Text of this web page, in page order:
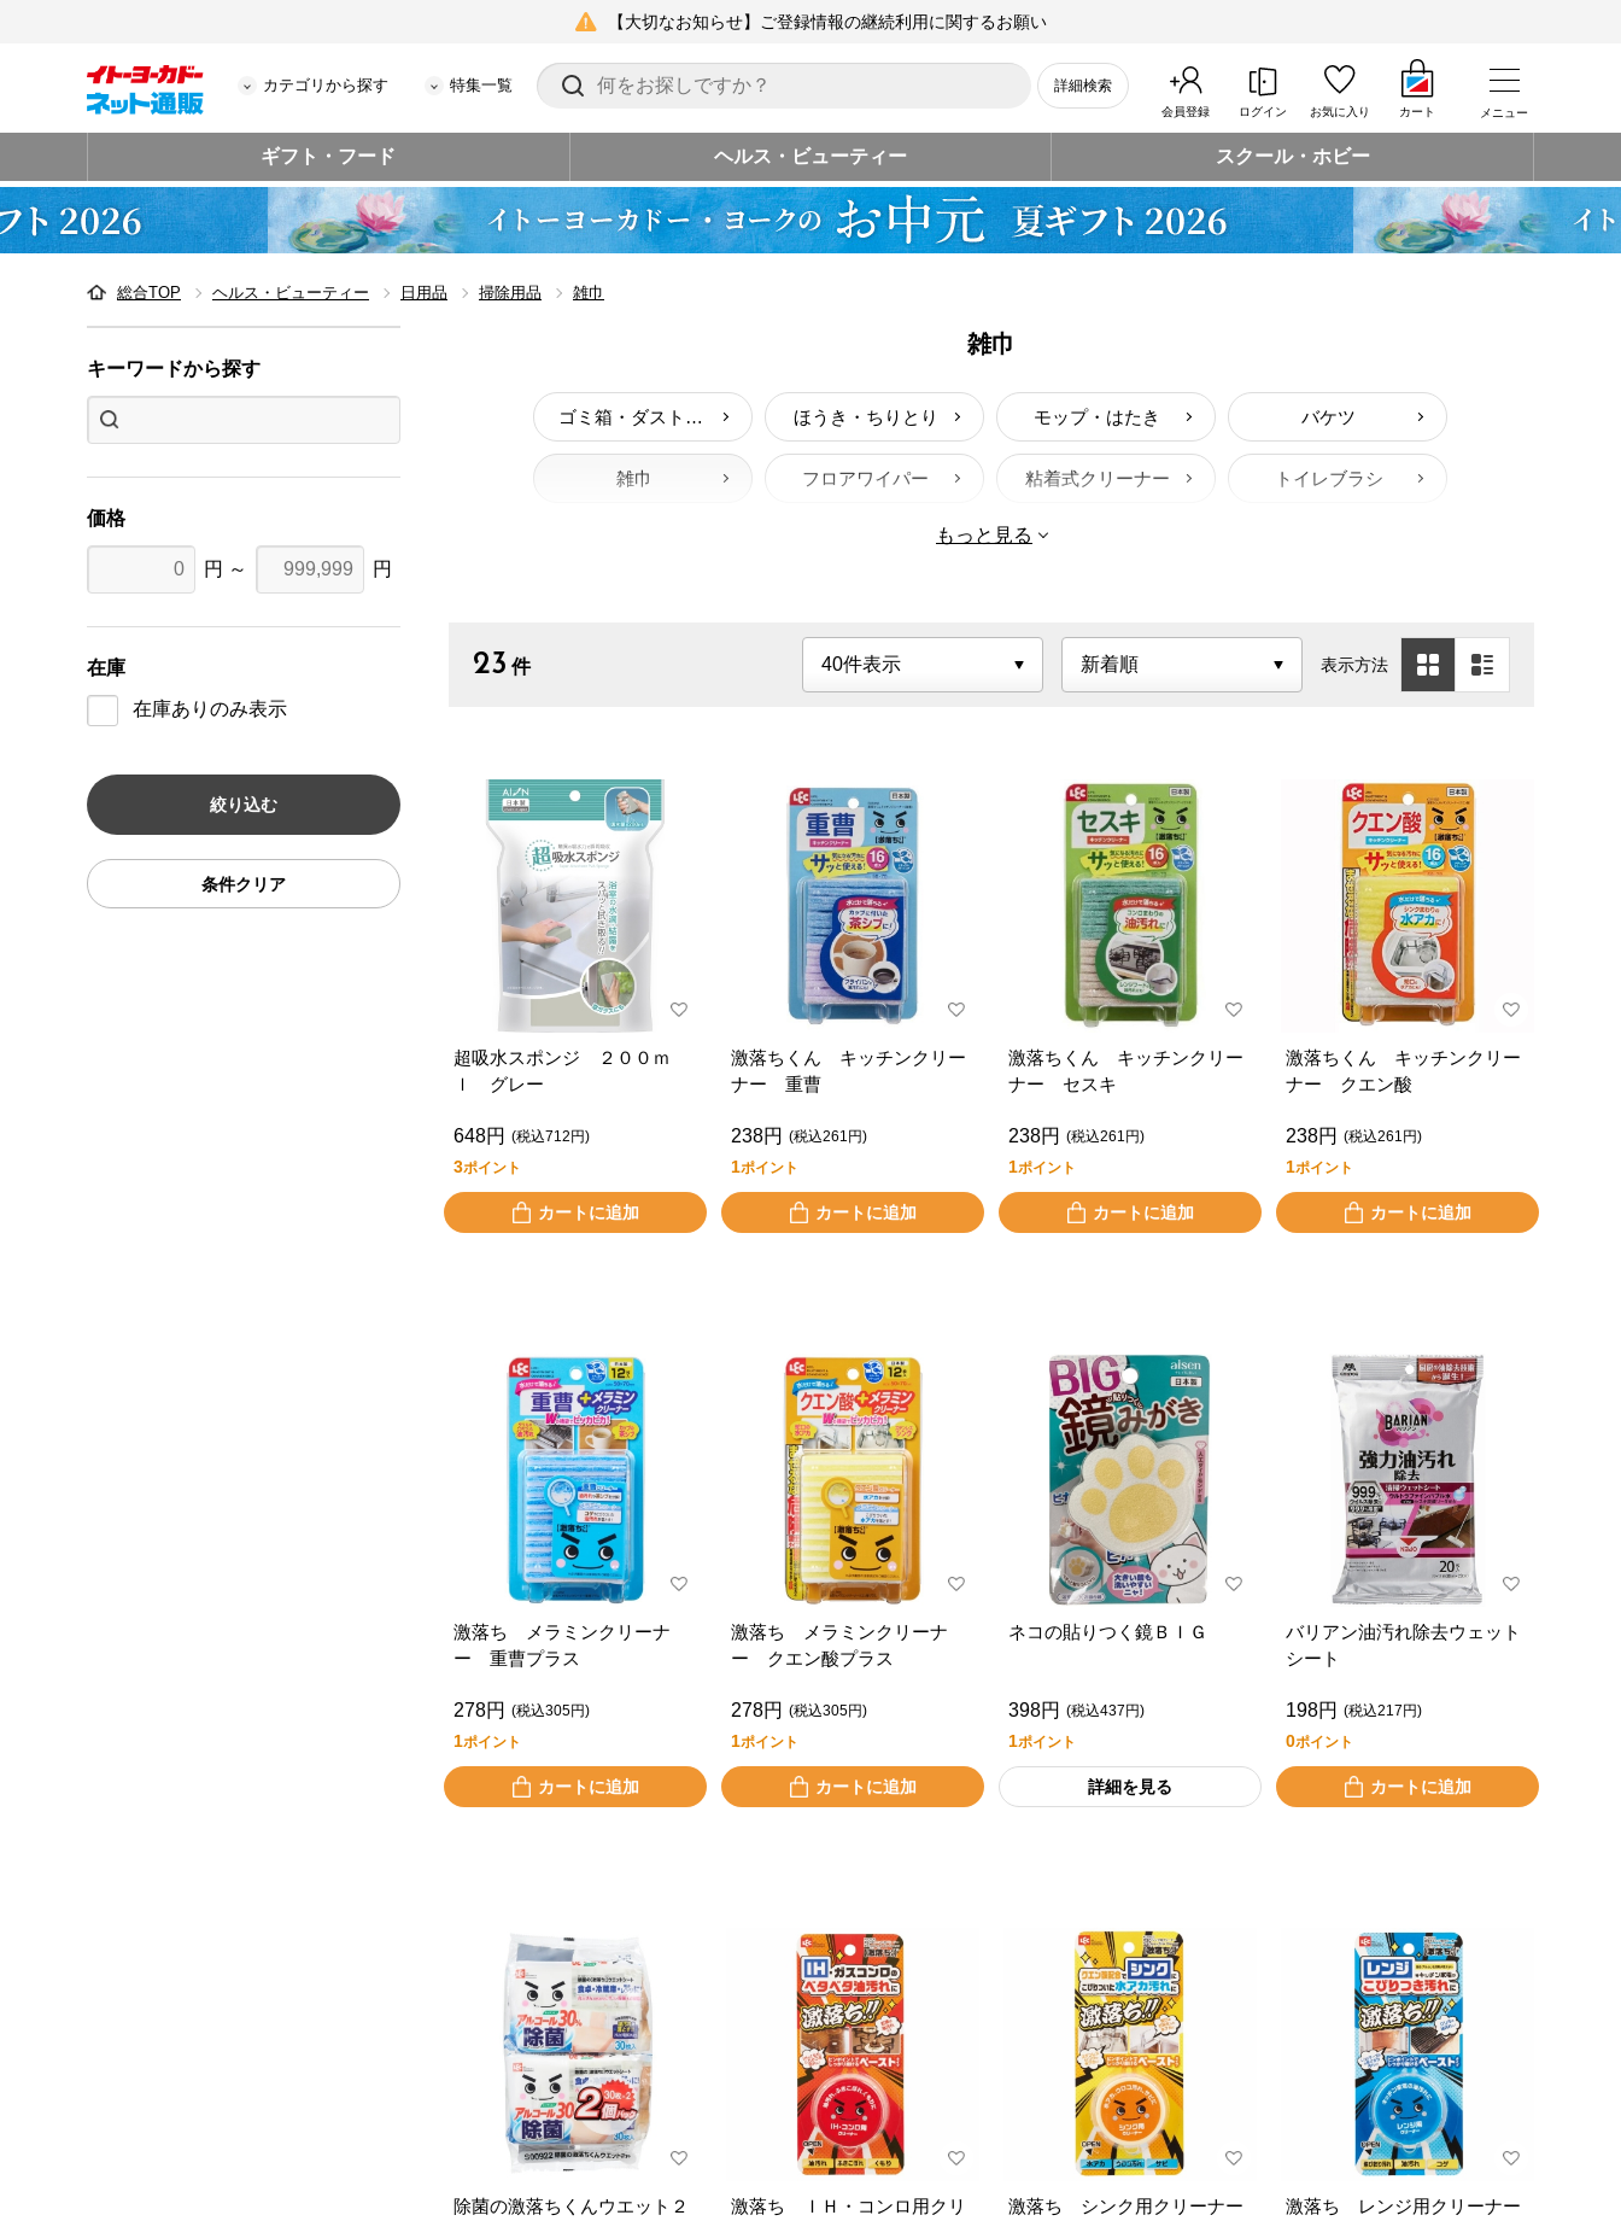
【大切なお知らせ】ご登録情報の継続利用に関するお願い
カテゴリから探す 特集一覧 詳細検索
会員登録 ログイン お気に入り カート メニュー
ギフト・フード ヘルス・ビューティー スクール・ホビー
総合TOP ヘルス・ビューティー 日用品 掃除用品 雑巾
キーワードから探す
価格
円 ～ 円
在庫
在庫ありのみ表示
条件クリア
雑巾
ゴミ箱・ダストボックス ほうき・ちりとり モップ・はたき バケツ
雑巾 フロアワイパー 粘着式クリーナー トイレブラシ
もっと見る
23 件 表示方法
超吸水スポンジ ２００ｍ
ｌ グレー
648円 (税込712円)
3ポイント
カートに追加
激落ちくん キッチンクリー
ナー 重曹
238円 (税込261円)
1ポイント
カートに追加
激落ちくん キッチンクリー
ナー セスキ
238円 (税込261円)
1ポイント
カートに追加
激落ちくん キッチンクリー
ナー クエン酸
238円 (税込261円)
1ポイント
カートに追加
激落ち メラミンクリーナ
ー 重曹プラス
278円 (税込305円)
1ポイント
カートに追加
激落ち メラミンクリーナ
ー クエン酸プラス
278円 (税込305円)
1ポイント
カートに追加
ネコの貼りつく鏡ＢＩＧ
398円 (税込437円)
1ポイント
詳細を見る
バリアン油汚れ除去ウェット
シート
198円 (税込217円)
0ポイント
カートに追加
除菌の激落ちくんウエット２
激落ち ＩＨ・コンロ用クリ
激落ち シンク用クリーナー 激落ち レンジ用クリーナー